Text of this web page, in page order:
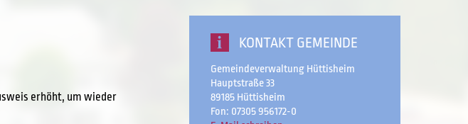
erhöht, um wieder
KONTAKT GEMEINDE
Gemeindeverwaltung Hüttisheim
Hauptstraße 33
89185 Hüttisheim
Fon: 07305 956172-0